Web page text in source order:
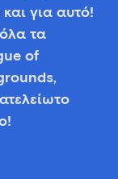
για αυτό!
τα
of